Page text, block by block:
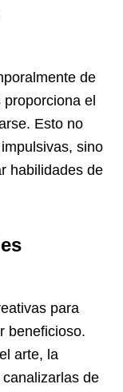
de
el
Esto no
sino
habilidades de
para
beneficioso.
arte, la
de